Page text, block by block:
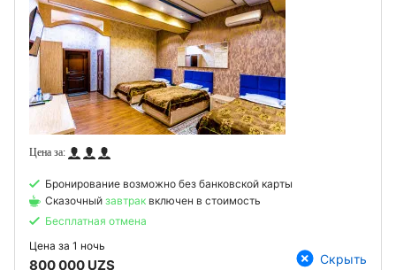
Бронирование возможно без банковской карты
Сказочный завтрак включен в стоимость
Бесплатная отмена
Цена за 1 ночь
800 000 UZS Скрыть